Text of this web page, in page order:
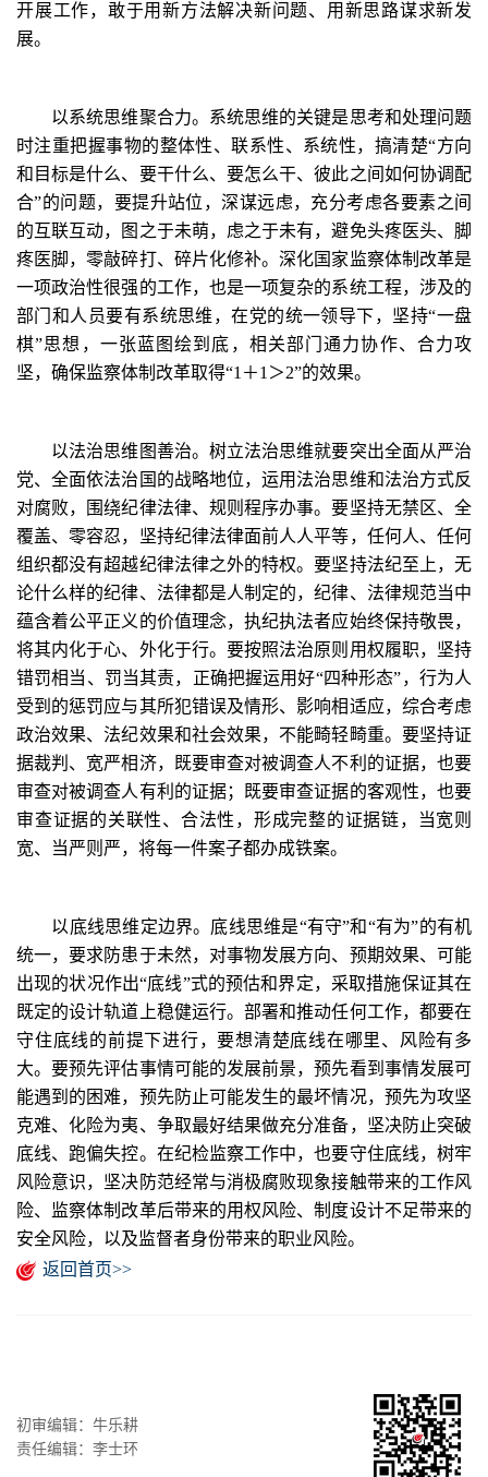
开展工作，敢于用新方法解决新问题、用新思路谋求新发
展。
以系统思维聚合力。系统思维的关键是思考和处理问题
时注重把握事物的整体性、联系性、系统性，搞清楚“方向
和目标是什么、要干什么、要怎么干、彼此之间如何协调配
合”的问题，要提升站位，深谋远虑，充分考虑各要素之间
的互联互动，图之于未萌，虑之于未有，避免头疼医头、脚
疼医脚，零敲碎打、碎片化修补。深化国家监察体制改革是
一项政治性很强的工作，也是一项复杂的系统工程，涉及的
部门和人员要有系统思维，在党的统一领导下，坚持“一盘
棋”思想，一张蓝图绘到底，相关部门通力协作、合力攻
坚，确保监察体制改革取得“1＋1＞2”的效果。
以法治思维图善治。树立法治思维就要突出全面从严治
党、全面依法治国的战略地位，运用法治思维和法治方式反
对腐败，围绕纪律法律、规则程序办事。要坚持无禁区、全
覆盖、零容忍，坚持纪律法律面前人人平等，任何人、任何
组织都没有超越纪律法律之外的特权。要坚持法纪至上，无
论什么样的纪律、法律都是人制定的，纪律、法律规范当中
蕴含着公平正义的价值理念，执纪执法者应始终保持敬畏，
将其内化于心、外化于行。要按照法治原则用权履职，坚持
错罚相当、罚当其责，正确把握运用好“四种形态”，行为人
受到的惩罚应与其所犯错误及情形、影响相适应，综合考虑
政治效果、法纪效果和社会效果，不能畸轻畸重。要坚持证
据裁判、宽严相济，既要审查对被调查人不利的证据，也要
审查对被调查人有利的证据；既要审查证据的客观性，也要
审查证据的关联性、合法性，形成完整的证据链，当宽则
宽、当严则严，将每一件案子都办成铁案。
以底线思维定边界。底线思维是“有守”和“有为”的有机
统一，要求防患于未然，对事物发展方向、预期效果、可能
出现的状况作出“底线”式的预估和界定，采取措施保证其在
既定的设计轨道上稳健运行。部署和推动任何工作，都要在
守住底线的前提下进行，要想清楚底线在哪里、风险有多
大。要预先评估事情可能的发展前景，预先看到事情发展可
能遇到的困难，预先防止可能发生的最坏情况，预先为攻坚
克难、化险为夷、争取最好结果做充分准备，坚决防止突破
底线、跑偏失控。在纪检监察工作中，也要守住底线，树牢
风险意识，坚决防范经常与消极腐败现象接触带来的工作风
险、监察体制改革后带来的用权风险、制度设计不足带来的
安全风险，以及监督者身份带来的职业风险。
返回首页>>
初审编辑：牛乐耕
责任编辑：李士环